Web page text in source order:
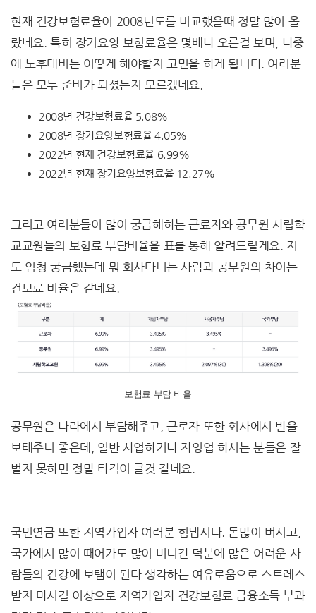
현재 건강보험료율이 2008년도를 비교했을때 정말 많이 올
랐네요. 특히 장기요양 보험료율은 몇배나 오른걸 보며, 나중
에 노후대비는 어떻게 해야할지 고민을 하게 됩니다. 여러분
들은 모두 준비가 되셨는지 모르겠네요.
2008년 건강보험료율 5.08%
2008년 장기요양보험료율 4.05%
2022년 현재 건강보험료율 6.99%
2022년 현재 장기요양보험료율 12.27%
그리고 여러분들이 많이 궁금해하는 근료자와 공무원 사립학
교교원들의 보험료 부담비율을 표를 통해 알려드릴게요. 저
도 엄청 궁금했는데 뭐 회사다니는 사람과 공무원의 차이는
건보료 비율은 같네요.
보험료 부담 비욜
공무원은 나라에서 부담해주고, 근로자 또한 회사에서 반을
보태주니 좋은데, 일반 사업하거나 자영업 하시는 분들은 잘
벌지 못하면 정말 타격이 클것 같네요.
국민연금 또한 지역가입자 여러분 힘냅시다. 돈많이 버시고,
국가에서 많이 때어가도 많이 버니간 덕분에 많은 어려운 사
람들의 건강에 보탬이 된다 생각하는 여유로움으로 스트레스
받지 마시길 이상으로 지역가입자 건강보험료 금융소득 부과